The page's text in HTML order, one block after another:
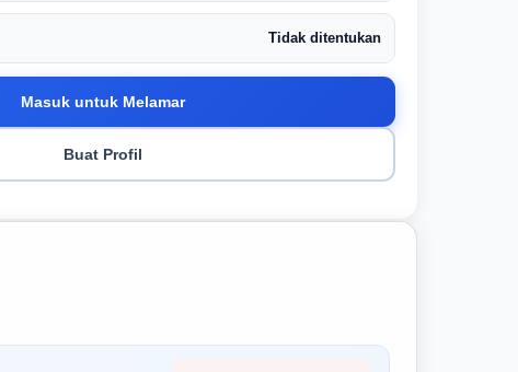
Tidak ditentukan
Masuk untuk Melamar
Buat Profil